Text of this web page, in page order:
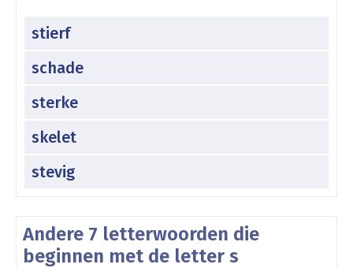
stierf
schade
sterke
skelet
stevig
Andere 7 letterwoorden die
beginnen met de letter s